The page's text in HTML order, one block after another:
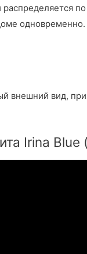
внешний вид,
Irina Blue